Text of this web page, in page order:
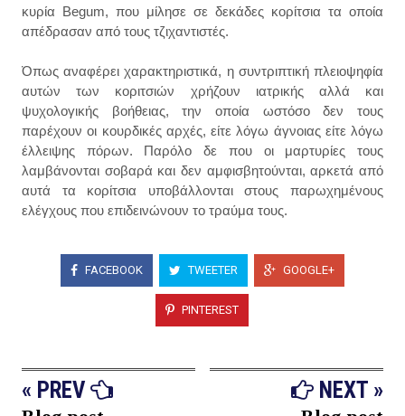
κυρία Begum, που μίλησε σε δεκάδες κορίτσια τα οποία
απέδρασαν από τους τζιχαντιστές.
Όπως αναφέρει χαρακτηριστικά, η συντριπτική πλειοψηφία
αυτών των κοριτσιών χρήζουν ιατρικής αλλά και
ψυχολογικής βοήθειας, την οποία ωστόσο δεν τους
παρέχουν οι κουρδικές αρχές, είτε λόγω άγνοιας είτε λόγω
έλλειψης πόρων. Παρόλο δε που οι μαρτυρίες τους
λαμβάνονται σοβαρά και δεν αμφισβητούνται, αρκετά από
αυτά τα κορίτσια υποβάλλονται στους παρωχημένους
ελέγχους που επιδεινώνουν το τραύμα τους.
FACEBOOK TWEETER GOOGLE+
PINTEREST
« PREV NEXT »